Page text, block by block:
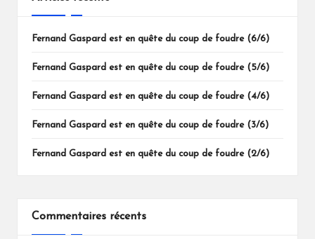
Fernand Gaspard est en quête du coup de foudre (6/6)
Fernand Gaspard est en quête du coup de foudre (5/6)
Fernand Gaspard est en quête du coup de foudre (4/6)
Fernand Gaspard est en quête du coup de foudre (3/6)
Fernand Gaspard est en quête du coup de foudre (2/6)
Commentaires récents